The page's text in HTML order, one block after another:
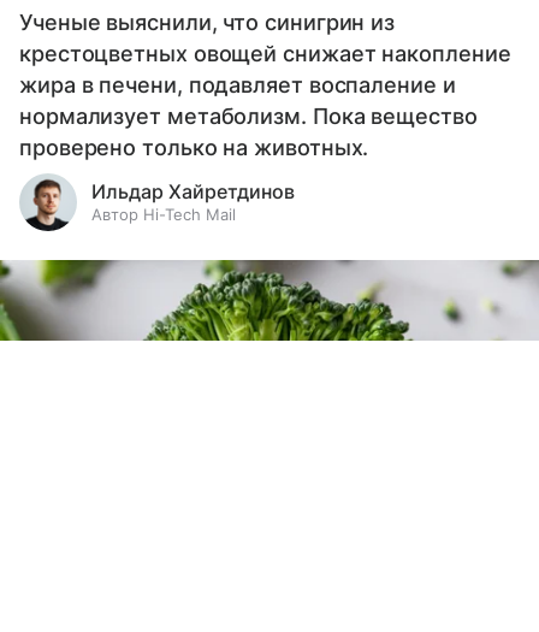
Ученые выяснили, что синигрин из
крестоцветных овощей снижает накопление
жира в печени, подавляет воспаление и
нормализует метаболизм. Пока вещество
проверено только на животных.
Ильдар Хайретдинов
Автор Hi-Tech Mail